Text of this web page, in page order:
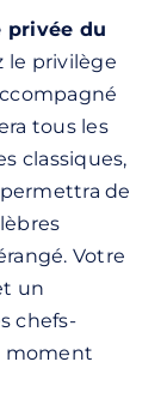
privée du
le privilège
tous les
classiques,
de
Votre
un
chefs-
moment